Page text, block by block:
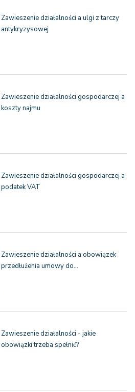
Zawieszenie działalności a ulgi z tarczy
antykryzysowej
Zawieszenie działalności gospodarczej a
koszty najmu
Zawieszenie działalności gospodarczej a
podatek VAT
Zawieszenie działalności a obowiązek
przedłużenia umowy do…
Zawieszenie działalności - jakie
obowiązki trzeba spełnić?